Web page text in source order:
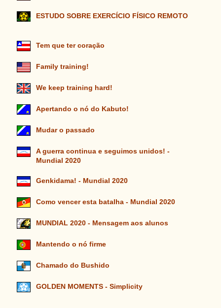
ESTUDO SOBRE EXERCÍCIO FÍSICO REMOTO
Tem que ter coração
Family training!
We keep training hard!
Apertando o nó do Kabuto!
Mudar o passado
A guerra continua e seguimos unidos! -
Mundial 2020
Genkidama! - Mundial 2020
Como vencer esta batalha - Mundial 2020
MUNDIAL 2020 - Mensagem aos alunos
Mantendo o nó firme
Chamado do Bushido
GOLDEN MOMENTS - Simplicity